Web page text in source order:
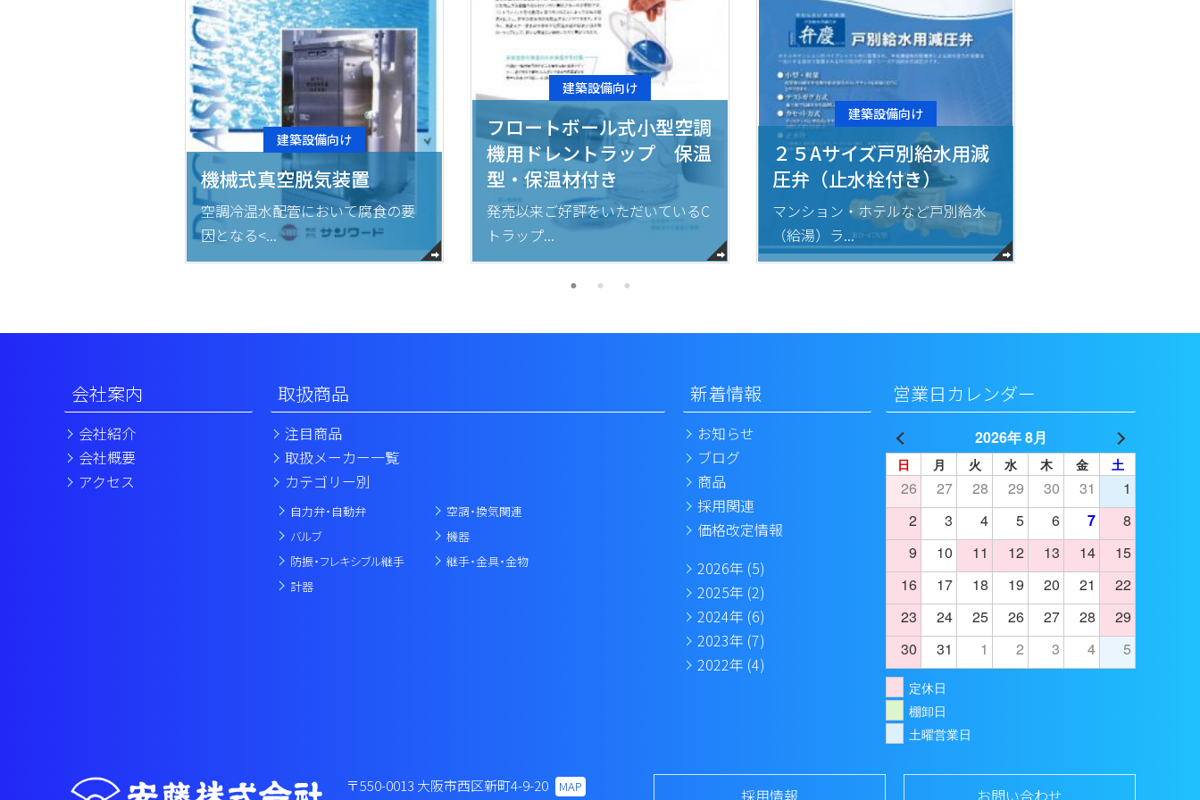
建築設備向け
機械式真空脱気装置
空調冷温水配管において腐食の要
因となる<...
建築設備向け
フロートボール式小型空調
機用ドレントラップ 保温
型・保温材付き
発売以来ご好評をいただいているC
トラップ...
建築設備向け
２５Aサイズ戸別給水用減
圧弁（止水栓付き）
マンション・ホテルなど戸別給水
（給湯）ラ...
〒550-0013 大阪市西区新町4-9-20 MAP 採用情報 お問い合わせ
会社案内
会社紹介
会社概要
アクセス
取扱商品
注目商品
取扱メーカー一覧
カテゴリー別
自力弁・自動弁
バルブ
防振・フレキシブル継手
計器
空調・換気関連
機器
継手・金具・金物
新着情報
お知らせ
ブログ
商品
採用関連
価格改定情報
2026年 (5)
2025年 (2)
2024年 (6)
2023年 (7)
2022年 (4)
営業日カレンダー
2026年 8月
日 月 火 水 木 金 土
26 27 28 29 30 31
1
2
3 4 5 6 7
8
9
10 11 12 13 14
15
16
17 18 19 20 21
22
23
24 25 26 27 28
29
30
31 1 2 3 4 5
定休日
棚卸日
土曜営業日